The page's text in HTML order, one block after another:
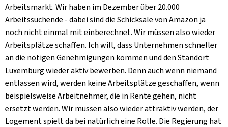
Arbeitsmarkt. Wir haben im Dezember über 20.000
Arbeitssuchende - dabei sind die Schicksale von Amazon ja
noch nicht einmal mit einberechnet. Wir müssen also wieder
Arbeitsplätze schaffen. Ich will, dass Unternehmen schneller
an die nötigen Genehmigungen kommen und den Standort
Luxemburg wieder aktiv bewerben. Denn auch wenn niemand
entlassen wird, werden keine Arbeitsplätze geschaffen, wenn
beispielsweise Arbeitnehmer, die in Rente gehen, nicht
ersetzt werden. Wir müssen also wieder attraktiv werden, der
Logement spielt da bei natürlich eine Rolle. Die Regierung hat